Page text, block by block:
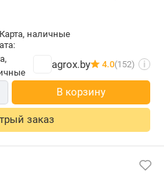
карта, наличные
agrox.by 4.0(152) i
В корзину
заказ